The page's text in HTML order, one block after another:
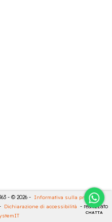
CHATTA
- © 2026 - Informativa sulla privacy -
Dichiarazione di accessibilità - realizzato